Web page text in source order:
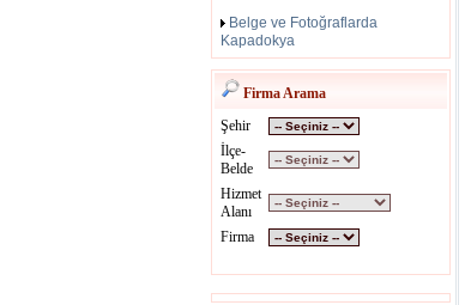
Belge ve Fotoğraflarda
Kapadokya
Firma Arama
Şehir
İlçe-
Belde
Hizmet
Alanı
Firma